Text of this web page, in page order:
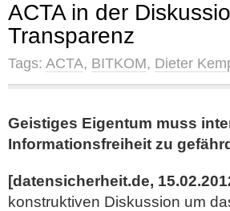
ACTA in der
Transparenz
Tags: ACTA, BITKOM, Dieter
Geistiges Eigentum muss
Informationsfreiheit zu
[datensicherheit.de,
konstruktiven Diskussion um